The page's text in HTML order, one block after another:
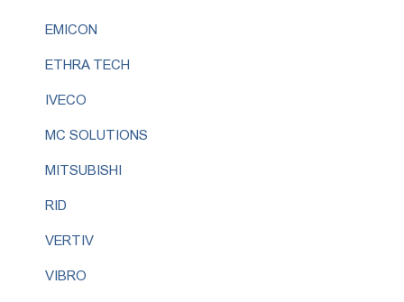
EMICON
ETHRA TECH
IVECO
MC SOLUTIONS
MITSUBISHI
RID
VERTIV
VIBRO